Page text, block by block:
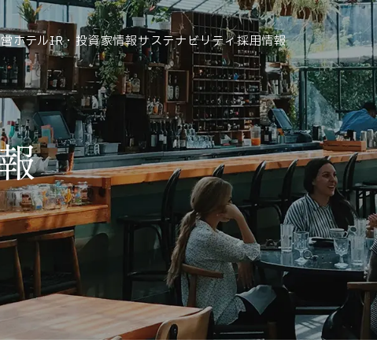
ホテルIR・投資家情報サステナビリティ採用情報
報
拶
一覧
介
運営ホテル
IR・投資家情報
IRニュース
IRカレンダー
IRライブラリ
株式情報
財務・業績情報
IRイベント